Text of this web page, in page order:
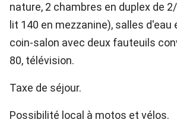
nature, 2 chambres en duplex de
lit 140 en mezzanine), salles d'eau
coin-salon avec deux fauteuils
80, télévision.
Taxe de séjour.
Possibilité local à motos et vélos.